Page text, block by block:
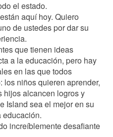
el estado.
aquí hoy. Quiero
de ustedes por dar su
que tienen ideas
a la educación, pero hay
en las que todos
los niños quieren aprender,
hijos alcancen logros y
Island sea el mejor en su
educación.
increíblemente desafiante